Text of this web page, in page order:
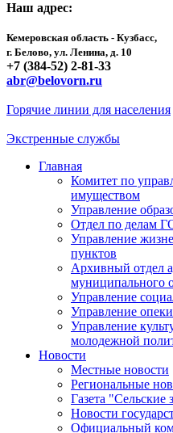
Наш адрес:
Кемеровская область - Кузбасс,
г. Белово, ул. Ленина, д. 10
+7 (384-52) 2-81-33
abr@belovorn.ru
Горячие линии для населения
Экстренные службы
Главная
Комитет по
имуществом
Управление
Отдел по делам
Управление
пунктов
Архивный отдел
муниципального
Управление
Управление
Управление
молодежной
Новости
Местные новости
Региональные
Газета "Сельские
Новости
Официальный